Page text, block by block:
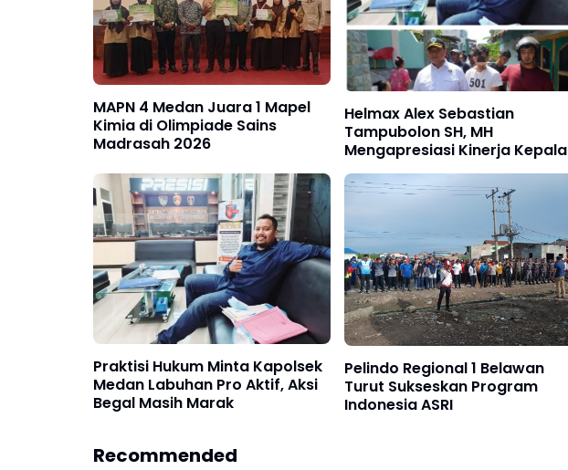
MAPN 4 Medan Juara 1 Mapel
Kimia di Olimpiade Sains
Madrasah 2026
Helmax Alex Sebastian
Tampubolon SH, MH
Mengapresiasi Kinerja Kepala
Badan Narkotika Nasional
(BNN) Sumut
Praktisi Hukum Minta Kapolsek
Medan Labuhan Pro Aktif, Aksi
Begal Masih Marak
Pelindo Regional 1 Belawan
Turut Sukseskan Program
Indonesia ASRI
Recommended